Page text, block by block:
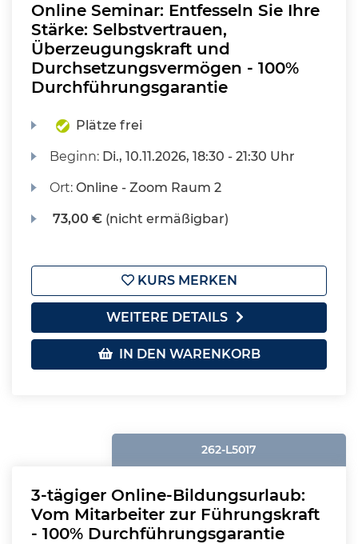
Online Seminar: Entfesseln Sie Ihre
Stärke: Selbstvertrauen,
Überzeugungskraft und
Durchsetzungsvermögen - 100%
Durchführungsgarantie
Plätze frei
Beginn: Di., 10.11.2026, 18:30 - 21:30 Uhr
Ort:Online - Zoom Raum 2
73,00 € (nicht ermäßigbar)
KURS MERKEN
WEITERE DETAILS
IN DEN WARENKORB
262-L5017
3-tägiger Online-Bildungsurlaub:
Vom Mitarbeiter zur Führungskraft
- 100% Durchführungsgarantie